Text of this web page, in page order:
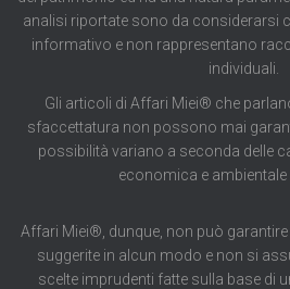
analisi riportate sono da considerarsi
informativo e non rappresentano
individuali.
Gli articoli di Affari Miei® che
sfaccettatura non possono mai
possibilità variano a seconda delle
economica e ambientale
Affari Miei®, dunque, non può
suggerite in alcun modo e non si
scelte imprudenti fatte sulla base di